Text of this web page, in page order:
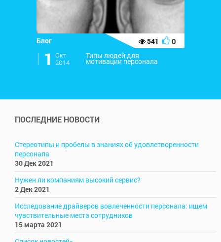
Блог 541 0
l 1
Окт
2014
Типы людей для
мотивации персонала
ПОСЛЕДНИЕ НОВОСТИ
Стереотипы и пробелы в знаниях об удовлетворенности
персонала
30 Дек 2021
Нужен ли компаниям высокий сервис?
2 Дек 2021
Исследование драйверов вовлеченности персонала: ищем
чувствительные места сотрудников
15 марта 2021